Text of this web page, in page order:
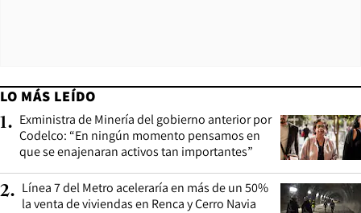
LO MÁS LEÍDO
1. Exministra de Minería del gobierno anterior por
Codelco: “En ningún momento pensamos en
que se enajenaran activos tan importantes”
2. Línea 7 del Metro aceleraría en más de un 50%
la venta de viviendas en Renca y Cerro Navia